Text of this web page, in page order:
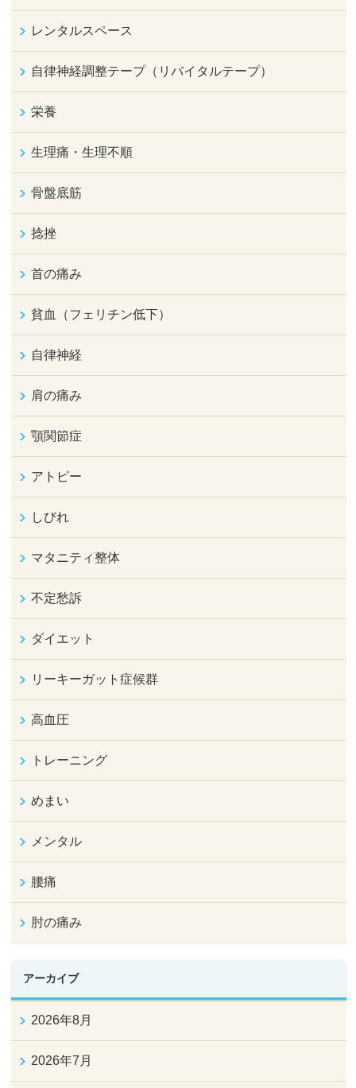
レンタルスペース
自律神経調整テープ（リバイタルテープ）
栄養
生理痛・生理不順
骨盤底筋
捻挫
首の痛み
貧血（フェリチン低下）
自律神経
肩の痛み
顎関節症
アトピー
しびれ
マタニティ整体
不定愁訴
ダイエット
リーキーガット症候群
高血圧
トレーニング
めまい
メンタル
腰痛
肘の痛み
アーカイブ
2026年8月
2026年7月